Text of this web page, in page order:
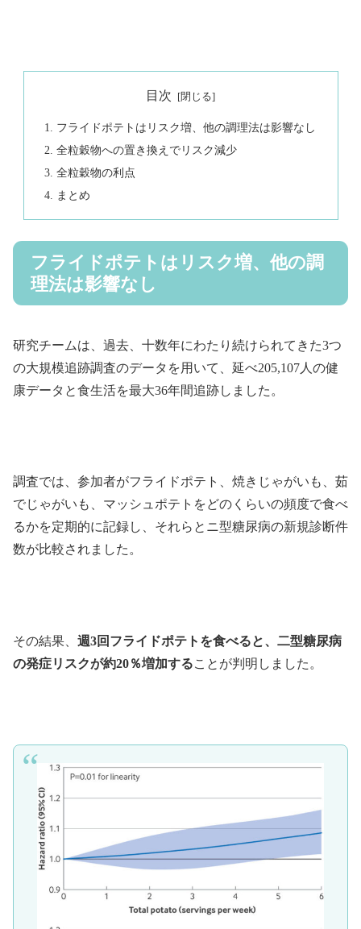
目次
フライドポテトはリスク増、他の調理法は影響なし
全粒穀物への置き換えでリスク減少
全粒穀物の利点
まとめ
フライドポテトはリスク増、他の調
理法は影響なし
研究チームは、過去、十数年にわたり続けられてきた3つ
の大規模追跡調査のデータを用いて、延べ205,107人の健
康データと食生活を最大36年間追跡しました。
調査では、参加者がフライドポテト、焼きじゃがいも、茹
でじゃがいも、マッシュポテトをどのくらいの頻度で食べ
るかを定期的に記録し、それらとニ型糖尿病の新規診断件
数が比較されました。
その結果、 週3回フライドポテトを食べると、二型糖尿病
の発症リスクが約20％増加することが判明しました。